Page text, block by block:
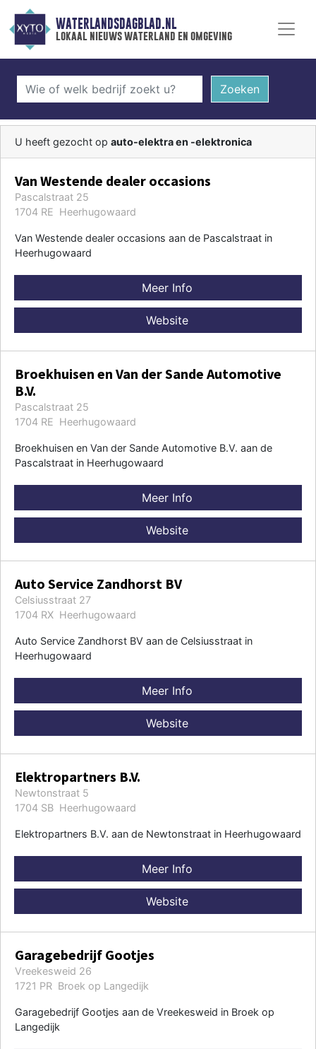
WATERLANDSDAGBLAD.NL
lokaal nieuws waterland en omgeving
Zoeken
U heeft gezocht op auto-elektra en -elektronica
Van Westende dealer occasions
Pascalstraat 25
1704 RE Heerhugowaard
Van Westende dealer occasions aan de Pascalstraat in
Heerhugowaard
Meer Info
Website
Broekhuisen en Van der Sande Automotive
B.V.
Pascalstraat 25
1704 RE Heerhugowaard
Broekhuisen en Van der Sande Automotive B.V. aan de
Pascalstraat in Heerhugowaard
Meer Info
Website
Auto Service Zandhorst BV
Celsiusstraat 27
1704 RX Heerhugowaard
Auto Service Zandhorst BV aan de Celsiusstraat in
Heerhugowaard
Meer Info
Website
Elektropartners B.V.
Newtonstraat 5
1704 SB Heerhugowaard
Elektropartners B.V. aan de Newtonstraat in Heerhugowaard
Meer Info
Website
Garagebedrijf Gootjes
Vreekesweid 26
1721 PR Broek op Langedijk
Garagebedrijf Gootjes aan de Vreekesweid in Broek op
Langedijk